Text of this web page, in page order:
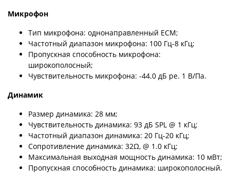
Микрофон
Тип микрофона: однонаправленный ECM;
Частотный диапазон микрофона: 100 Гц-8 кГц;
Пропускная способность микрофона:
широкополосный;
Чувствительность микрофона: -44.0 дБ ре. 1 В/Па.
Динамик
Размер динамика: 28 мм;
Чувствительность динамика: 93 дБ SPL @ 1 кГц;
Частотный диапазон динамика: 20 Гц-20 кГц;
Сопротивление динамика: 32Ω, @ 1.0 кГц;
Максимальная выходная мощность динамика: 10 мВт;
Пропускная способность динамика: широкополосный.